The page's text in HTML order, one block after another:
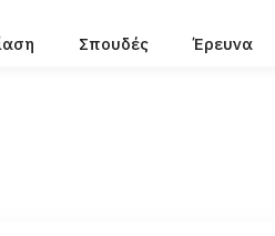
Σπουδές Έρευνα